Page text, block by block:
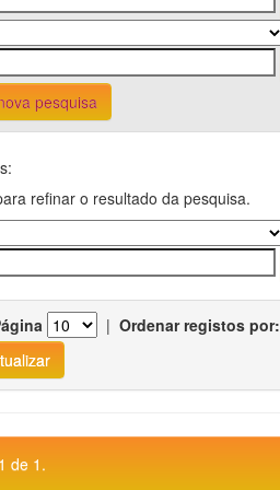
pesquisa
refinar o resultado da pesquisa.
| Ordenar registos por:
de 1.